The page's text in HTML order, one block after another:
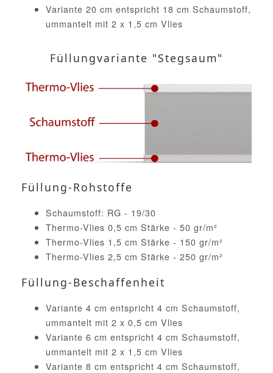
Variante 20 cm entspricht 18 cm Schaumstoff,
ummantelt mit 2 x 1,5 cm Vlies
Füllungvariante "Stegsaum"
Füllung-Rohstoffe
Schaumstoff: RG - 19/30
Thermo-Vlies 0,5 cm Stärke - 50 gr/m²
Thermo-Vlies 1,5 cm Stärke - 150 gr/m²
Thermo-Vlies 2,5 cm Stärke - 250 gr/m²
Füllung-Beschaffenheit
Variante 4 cm entspricht 4 cm Schaumstoff,
ummantelt mit 2 x 0,5 cm Vlies
Variante 6 cm entspricht 4 cm Schaumstoff,
ummantelt mit 2 x 1,5 cm Vlies
Variante 8 cm entspricht 4 cm Schaumstoff,